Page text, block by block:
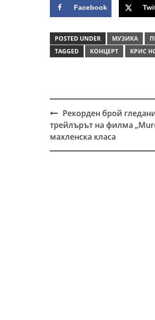
Facebook
POSTED UNDER МУЗИКА
TAGGED
КОНЦЕРТ КРИС
Post
navigation
Рекорден брой
трейлърът на филма
махленска класа